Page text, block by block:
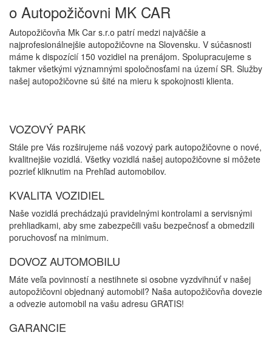
o Autopožičovni MK CAR
Autopožičovňa Mk Car s.r.o patrí medzi najväčšie a
najprofesionálnejšie autopožičovne na Slovensku. V súčasnosti
máme k dispozícií 150 vozidiel na prenájom. Spolupracujeme s
takmer všetkými významnými spoločnosťami na území SR. Služby
našej autopožičovne sú šité na mieru k spokojnosti klienta.
VOZOVÝ PARK
Stále pre Vás rozširujeme náš vozový park autopožičovne o nové,
kvalitnejšie vozidlá. Všetky vozidlá našej autopožičovne si môžete
pozrieť kliknutim na Prehľad automobilov.
KVALITA VOZIDIEL
Naše vozidlá prechádzajú pravidelnými kontrolami a servisnými
prehliadkami, aby sme zabezpečili vašu bezpečnosť a obmedzili
poruchovosť na minimum.
DOVOZ AUTOMOBILU
Máte veľa povinností a nestihnete si osobne vyzdvihnúť v našej
autopožičovni objednaný automobil? Naša autopožičovňa dovezie
a odvezie automobil na vašu adresu GRATIS!
GARANCIE